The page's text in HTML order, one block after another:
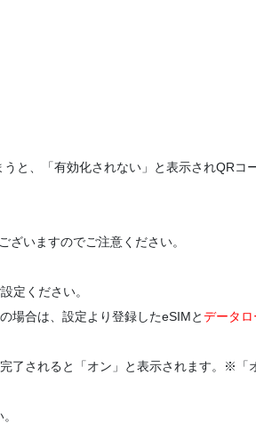
と、「有効化されない」と表示されQRコ
いますのでご注意ください。
定ください。
場合は、設定より登録したeSIMとデータ
了されると「オン」と表示されます。※「